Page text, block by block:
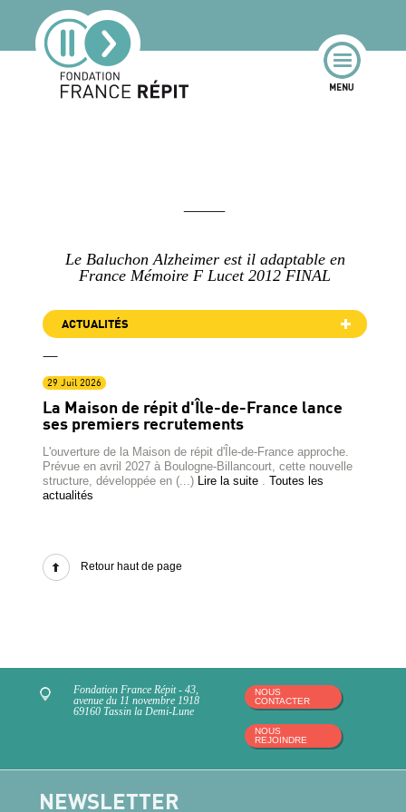
Le Baluchon Alzheimer est il adaptable en
France Mémoire F Lucet 2012 FINAL
ACTUALITÉS
29 Juil 2026
La Maison de répit d'Île-de-France lance
ses premiers recrutements
L'ouverture de la Maison de répit d'Île-de-France approche.
Prévue en avril 2027 à Boulogne-Billancourt, cette nouvelle
structure, développée en (...) Lire la suite. Toutes les
actualités
Retour haut de page
Fondation France Répit - 43,
avenue du 11 novembre 1918
69160 Tassin la Demi-Lune
NOUS
CONTACTER
NOUS
REJOINDRE
NEWSLETTER